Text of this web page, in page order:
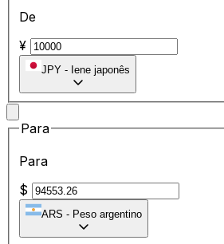
De
¥
JPY - Iene japonês
Para
Para
$
ARS - Peso argentino